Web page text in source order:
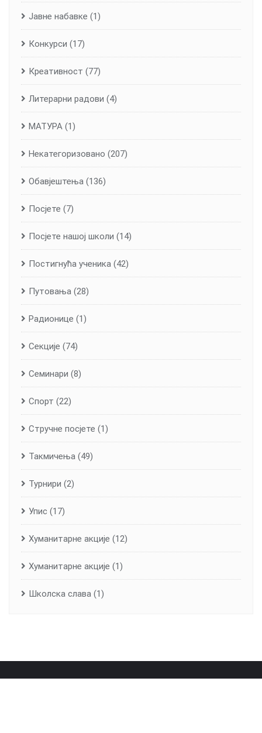
Јавне набавке (1)
Конкурси (17)
Креативност (77)
Литерарни радови (4)
МАТУРА (1)
Некатегоризовано (207)
Обавјештења (136)
Посјете (7)
Посјете нашој школи (14)
Постигнућа ученика (42)
Путовања (28)
Радионице (1)
Секције (74)
Семинари (8)
Спорт (22)
Стручне посјете (1)
Такмичења (49)
Турнири (2)
Упис (17)
Хуманитарне aкције (12)
Хуманитарне акције (1)
Школска слава (1)